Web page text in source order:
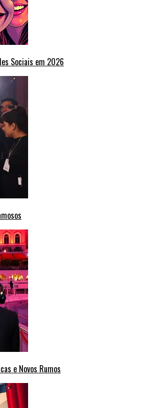
Sociais em 2026
e Novos Rumos